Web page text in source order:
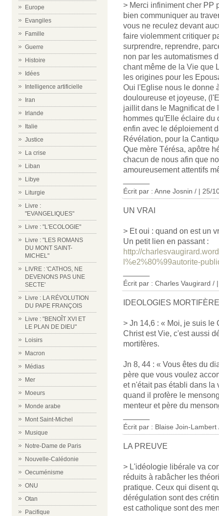
Europe
Evangiles
Famille
Guerre
Histoire
Idées
Intelligence artificielle
Iran
Irlande
Italie
Justice
La crise
Liban
Libye
Liturgie
Livre :
"EVANGELIQUES"
Livre : "L'ECOLOGIE"
Livre : "LES ROMANS
DU MONT SAINT-
MICHEL"
LIVRE : 'CATHOS, NE
DEVENONS PAS UNE
SECTE'
Livre : LA RÉVOLUTION
DU PAPE FRANÇOIS
Livre : "BENOÎT XVI ET
LE PLAN DE DIEU"
Loisirs
Macron
Médias
Mer
Moeurs
Monde arabe
Mont Saint-Michel
Musique
Notre-Dame de Paris
Nouvelle-Calédonie
Oecuménisme
ONU
Otan
Pacifique
> Merci infiniment cher PP
bien communiquer au
vous ne reculez devant
faire violemment critiquer
surprendre, reprendre,
non par les automatismes
chant même de la Vie que
les origines pour les
Oui l'Eglise nous le donne
douloureuse et joyeuse,
jaillit dans le Magnificat de
hommes qu'Elle éclaire du
enfin avec le déploiement
Révélation, pour la
Que mère Térésa, apôtre
chacun de nous afin que
amoureusement attentifs
Écrit par : Anne Josnin / | 25/
UN VRAI
> Et oui : quand on est un
Un petit lien en passant :
http://
l%e2%80%99autorite-
Écrit par : Charles Vaugirard /
IDEOLOGIES
> Jn 14,6 : « Moi, je suis le
Christ est Vie, c'est aussi
mortifères.
Jn 8, 44 : « Vous êtes du
père que vous voulez
et n'était pas établi dans la
quand il profère le
menteur et père du
Écrit par : Blaise Join-Lambert
LA PREUVE
> L'idéologie libérale va
réduits à rabâcher les
pratique. Ceux qui disent
dérégulation sont des
est catholique sont des